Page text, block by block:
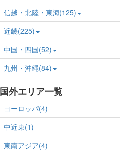
信越・北陸・東海(125)
近畿(225)
中国・四国(52)
九州・沖縄(84)
国外エリア一覧
ヨーロッパ(4)
中近東(1)
東南アジア(4)